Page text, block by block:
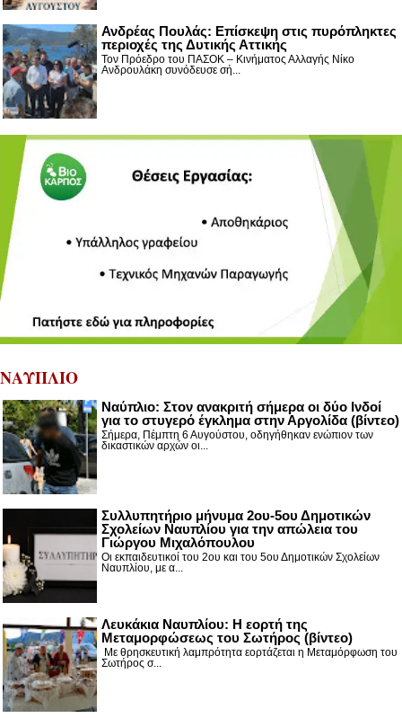
Ανδρέας Πουλάς: Επίσκεψη στις πυρόπληκτες
περιοχές της Δυτικής Αττικής
Τον Πρόεδρο του ΠΑΣΟΚ – Κινήματος Αλλαγής Νίκο
Ανδρουλάκη συνόδευσε σή...
ΝΑΥΠΛΙΟ
Nαύπλιο: Στον ανακριτή σήμερα οι δύο Ινδοί
για το στυγερό έγκλημα στην Αργολίδα (βίντεο)
Σήμερα, Πέμπτη 6 Αυγούστου, οδηγήθηκαν ενώπιον των
δικαστικών αρχών οι...
Συλλυπητήριο μήνυμα 2ου-5ου Δημοτικών
Σχολείων Ναυπλίου για την απώλεια του
Γιώργου Μιχαλόπουλου
Οι εκπαιδευτικοί του 2ου και του 5ου Δημοτικών Σχολείων
Ναυπλίου, με α...
Λευκάκια Ναυπλίου: Η εορτή της
Μεταμορφώσεως του Σωτήρος (βίντεο)
Με θρησκευτική λαμπρότητα εορτάζεται η Μεταμόρφωση του
Σωτήρος σ...